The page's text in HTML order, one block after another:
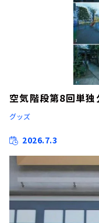
空気階段第8回単独
グッズ
2026.7.3